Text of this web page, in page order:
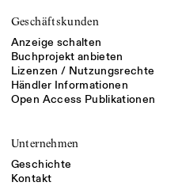
Geschäftskunden
Anzeige schalten
Buchprojekt anbieten
Lizenzen / Nutzungsrechte
Händler Informationen
Open Access Publikationen
Unternehmen
Geschichte
Kontakt